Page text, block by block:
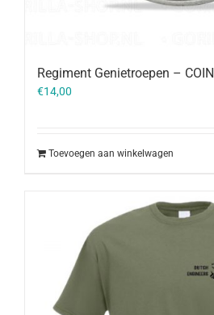
Regiment Genietroepen – COIN
€14,00
Toevoegen aan winkelwagen